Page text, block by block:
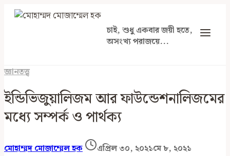
Skip
চাই, শুধু একবার জয়ী হতে,
অসংখ্য পরাজয়ে...
জ্ঞানতত্ত্ব
ইন্ডিভিজুয়ালিজম আর ফাউন্ডেশনালিজমের
মধ্যে সম্পর্ক ও পার্থক্য
মোহাম্মদ মোজাম্মেল হক এপ্রিল ৩০, ২০২১মে ৮, ২০২১